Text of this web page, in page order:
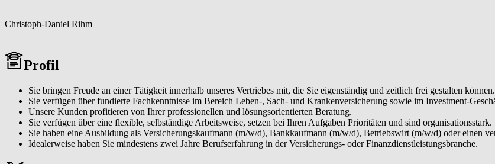
Christoph-Daniel Rihm
Profil
Sie bringen Freude an einer Tätigkeit innerhalb unseres Vertriebes mit, die Sie eigenständig und zeitlich frei gestalten können.
Sie verfügen über fundierte Fachkenntnisse im Bereich Leben-, Sach- und Krankenversicherung sowie im Investment-
Unsere Kunden profitieren von Ihrer professionellen und lösungsorientierten Beratung.
Sie verfügen über eine flexible, selbständige Arbeitsweise, setzen bei Ihren Aufgaben Prioritäten und sind organisationsstark.
Sie haben eine Ausbildung als Versicherungskaufmann (m/w/d), Bankkaufmann (m/w/d), Betriebswirt (m/w/d) oder einen
Idealerweise haben Sie mindestens zwei Jahre Berufserfahrung in der Versicherungs- oder Finanzdienstleistungsbranche.